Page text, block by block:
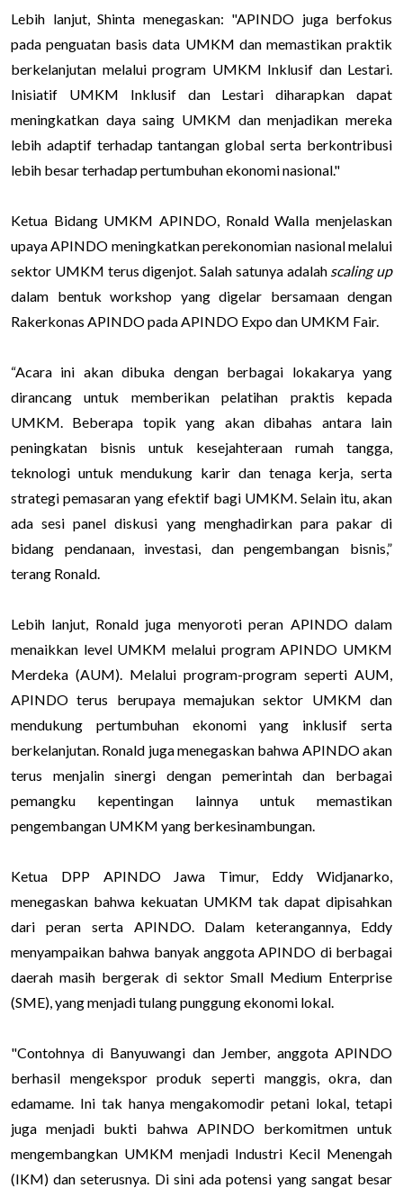
Lebih lanjut, Shinta menegaskan: "APINDO juga berfokus
pada penguatan basis data UMKM dan memastikan praktik
berkelanjutan melalui program UMKM Inklusif dan Lestari.
Inisiatif UMKM Inklusif dan Lestari diharapkan dapat
meningkatkan daya saing UMKM dan menjadikan mereka
lebih adaptif terhadap tantangan global serta berkontribusi
lebih besar terhadap pertumbuhan ekonomi nasional."
Ketua Bidang UMKM APINDO, Ronald Walla menjelaskan
upaya APINDO meningkatkan perekonomian nasional melalui
sektor UMKM terus digenjot. Salah satunya adalah scaling up
dalam bentuk workshop yang digelar bersamaan dengan
Rakerkonas APINDO pada APINDO Expo dan UMKM Fair.
“Acara ini akan dibuka dengan berbagai lokakarya yang
dirancang untuk memberikan pelatihan praktis kepada
UMKM. Beberapa topik yang akan dibahas antara lain
peningkatan bisnis untuk kesejahteraan rumah tangga,
teknologi untuk mendukung karir dan tenaga kerja, serta
strategi pemasaran yang efektif bagi UMKM. Selain itu, akan
ada sesi panel diskusi yang menghadirkan para pakar di
bidang pendanaan, investasi, dan pengembangan bisnis,”
terang Ronald.
Lebih lanjut, Ronald juga menyoroti peran APINDO dalam
menaikkan level UMKM melalui program APINDO UMKM
Merdeka (AUM). Melalui program-program seperti AUM,
APINDO terus berupaya memajukan sektor UMKM dan
mendukung pertumbuhan ekonomi yang inklusif serta
berkelanjutan. Ronald juga menegaskan bahwa APINDO akan
terus menjalin sinergi dengan pemerintah dan berbagai
pemangku kepentingan lainnya untuk memastikan
pengembangan UMKM yang berkesinambungan.
Ketua DPP APINDO Jawa Timur, Eddy Widjanarko,
menegaskan bahwa kekuatan UMKM tak dapat dipisahkan
dari peran serta APINDO. Dalam keterangannya, Eddy
menyampaikan bahwa banyak anggota APINDO di berbagai
daerah masih bergerak di sektor Small Medium Enterprise
(SME), yang menjadi tulang punggung ekonomi lokal.
"Contohnya di Banyuwangi dan Jember, anggota APINDO
berhasil mengekspor produk seperti manggis, okra, dan
edamame. Ini tak hanya mengakomodir petani lokal, tetapi
juga menjadi bukti bahwa APINDO berkomitmen untuk
mengembangkan UMKM menjadi Industri Kecil Menengah
(IKM) dan seterusnya. Di sini ada potensi yang sangat besar